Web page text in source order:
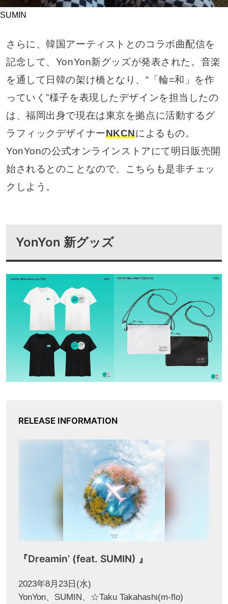
SUMIN
さらに、韓国アーティストとのコラボ曲配信を
記念して、YonYon新グッズが発表された。音楽
を通して日韓の架け橋となり、“「輪=和」を作
っていく”様子を表現したデザインを担当したの
は、福岡出身で現在は東京を拠点に活動するグ
ラフィックデザイナーNKCNによるもの。
YonYonの公式オンラインストアにて明日販売開
始されるとのことなので、こちらも是非チェッ
クしよう。
YonYon 新グッズ
RELEASE INFORMATION
『Dreamin’ (feat. SUMIN) 』
2023年8月23日(水)
YonYon、SUMIN、☆Taku Takahashi(m-flo)